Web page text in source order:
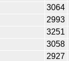
3064
2993
3251
3058
2927